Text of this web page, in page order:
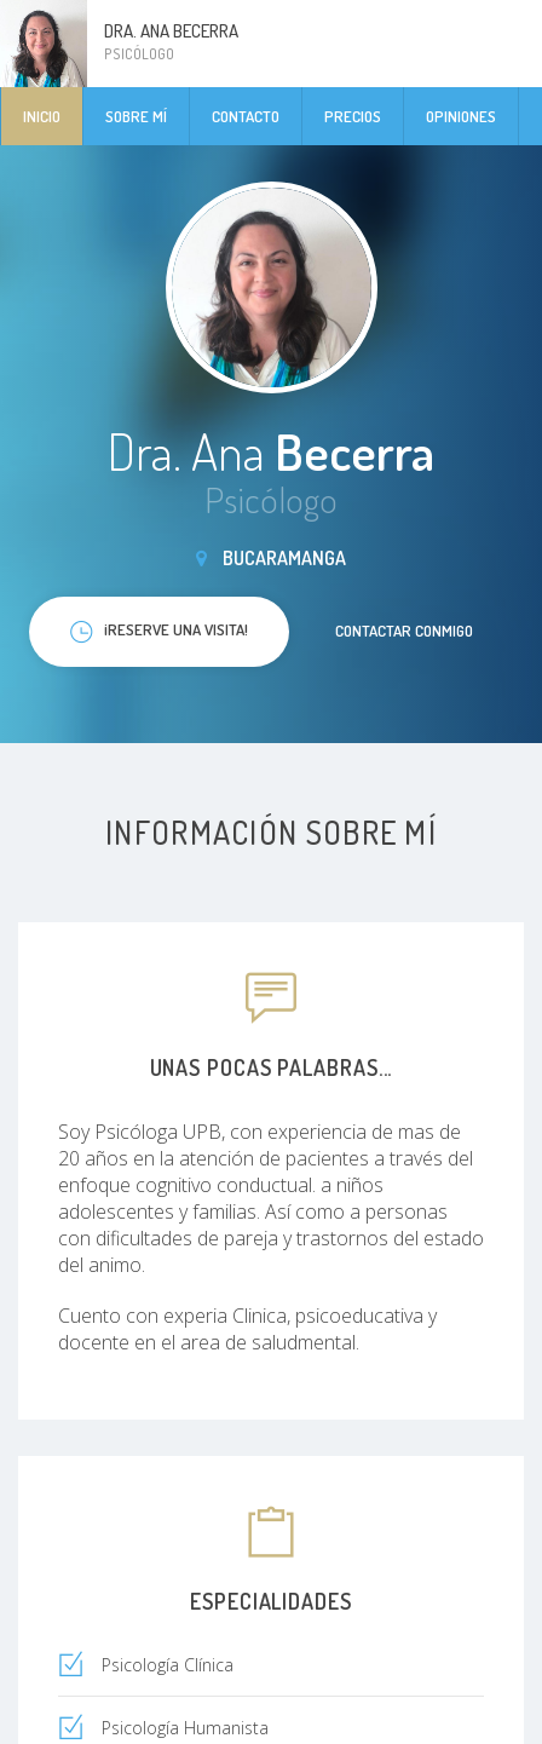
DRA. ANA BECERRA
PSICÓLOGO
INICIO SOBRE MÍ CONTACTO PRECIOS OPINIONES
Dra. Ana Becerra
Psicólogo
BUCARAMANGA
¡RESERVE UNA VISITA! CONTACTAR CONMIGO
INFORMACIÓN SOBRE MÍ
UNAS POCAS PALABRAS...
Soy Psicóloga UPB, con experiencia de mas de
20 años en la atención de pacientes a través del
enfoque cognitivo conductual. a niños
adolescentes y familias. Así como a personas
con dificultades de pareja y trastornos del estado
del animo.
Cuento con experia Clinica, psicoeducativa y
docente en el area de saludmental.
ESPECIALIDADES
Psicología Clínica
Psicología Humanista